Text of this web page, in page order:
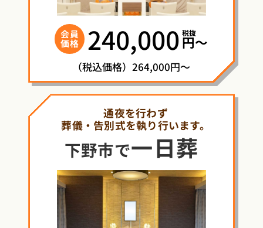
会員
価格 240,000 税抜
円〜
（税込価格）264,000円～
通夜を行わず
葬儀・告別式を執り行います。
下野市で一日葬